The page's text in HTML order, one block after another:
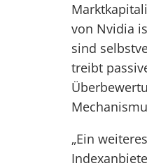
von Nvidia
sind
treibt
„Ein